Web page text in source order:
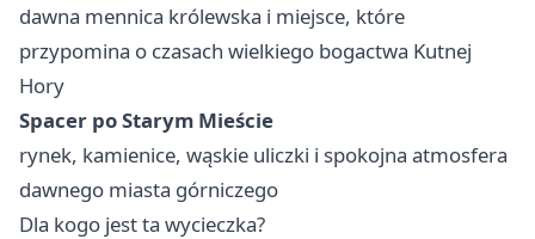
dawna mennica królewska i miejsce, które
przypomina o czasach wielkiego bogactwa Kutnej
Hory
Spacer po Starym Mieście
rynek, kamienice, wąskie uliczki i spokojna atmosfera
dawnego miasta górniczego
Dla kogo jest ta wycieczka?